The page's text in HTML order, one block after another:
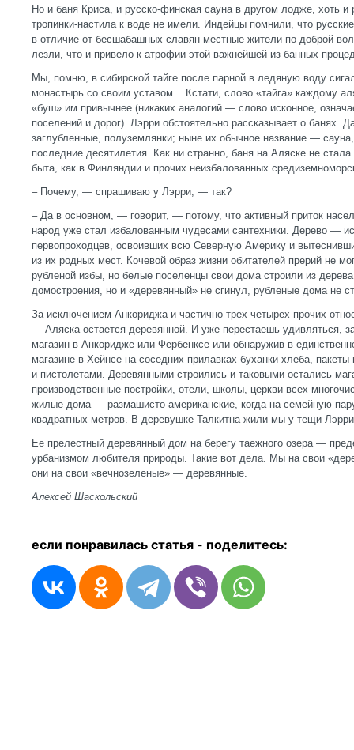
Но и баня Криса, и русско-финская сауна в другом лодже, хоть и
тропинки-настила к воде не имели. Индейцы помнили, что
в отличие от бесшабашных славян местные жители по доброй
лезли, что и привело к атрофии этой важнейшей из банных
Мы, помню, в сибирской тайге после парной в ледяную воду
монастырь со своим уставом... Кстати, слово «тайга» каждому
«буш» им привычнее (никаких аналогий — слово исконное,
поселений и дорог). Лэрри обстоятельно рассказывает о банях.
заглубленные, полуземлянки; ныне их обычное название —
последние десятилетия. Как ни странно, баня на Аляске не
быта, как в Финляндии и прочих неизбалованных
– Почему, — спрашиваю у Лэрри, — так?
– Да в основном, — говорит, — потому, что активный приток
народ уже стал избалованным чудесами сантехники. Дерево —
первопроходцев, освоивших всю Северную Америку и
из их родных мест. Кочевой образ жизни обитателей прерий не
рубленой избы, но белые поселенцы свои дома строили из
домостроения, но и «деревянный» не сгинул, рубленые дома не
За исключением Анкориджа и частично трех-четырех прочих
— Аляска остается деревянной. И уже перестаешь удивляться,
магазин в Анкоридже или Фербенксе или обнаружив в
магазине в Хейнсе на соседних прилавках буханки хлеба,
и пистолетами. Деревянными строились и таковыми остались
производственные постройки, отели, школы, церкви всех
жилые дома — размашисто-американские, когда на семейную
квадратных метров. В деревушке Талкитна жили мы у тещи
Ее прелестный деревянный дом на берегу таежного озера —
урбанизмом любителя природы. Такие вот дела. Мы на свои
они на свои «вечнозеленые» — деревянные.
Алексей Шаскольский
если понравилась статья - поделитесь: